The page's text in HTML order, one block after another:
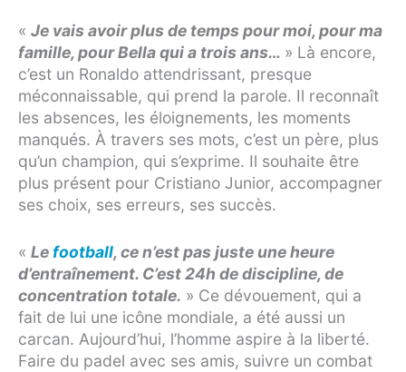
« Je vais avoir plus de temps pour moi, pour ma
famille, pour Bella qui a trois ans… » Là encore,
c’est un Ronaldo attendrissant, presque
méconnaissable, qui prend la parole. Il reconnaît
les absences, les éloignements, les moments
manqués. À travers ses mots, c’est un père, plus
qu’un champion, qui s’exprime. Il souhaite être
plus présent pour Cristiano Junior, accompagner
ses choix, ses erreurs, ses succès.
« Le football, ce n’est pas juste une heure
d’entraînement. C’est 24h de discipline, de
concentration totale. » Ce dévouement, qui a
fait de lui une icône mondiale, a été aussi un
carcan. Aujourd’hui, l’homme aspire à la liberté.
Faire du padel avec ses amis, suivre un combat